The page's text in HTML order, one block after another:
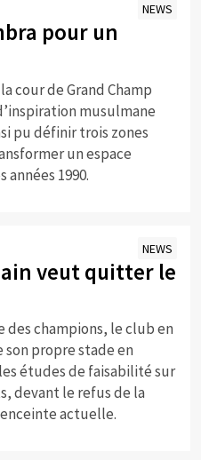
NEWS
pour un
cour de Grand Champ
musulmane
pu définir trois zones
un espace
1990.
NEWS
veut quitter le
des champions, le club en
propre stade en
études de faisabilité sur
devant le refus de la
actuelle.